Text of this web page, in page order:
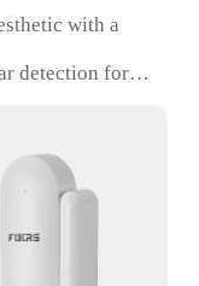
with a
detection for
reliable
sensors
set includes
individuals